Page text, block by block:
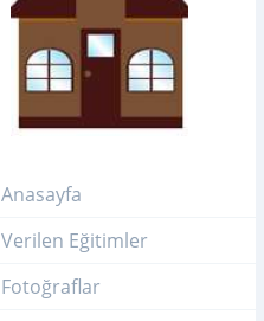
Anasayfa
Verilen Eğitimler
Fotoğraflar